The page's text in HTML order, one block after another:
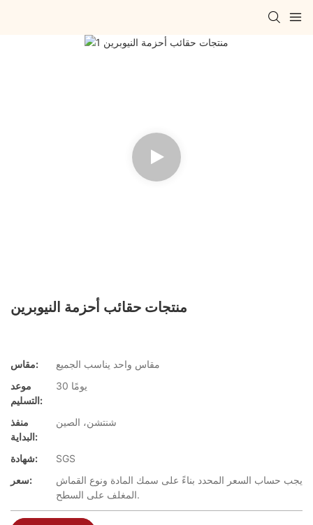
منتجات حقائب أحزمة النيوبرين
مقاس:
مقاس واحد يناسب الجميع
موعد
التسليم:
30 يومًا
منفذ
البداية:
شنتشن، الصين
شهادة:
SGS
سعر:
يجب حساب السعر المحدد بناءً على سمك المادة ونوع القماش
المغلف على السطح.